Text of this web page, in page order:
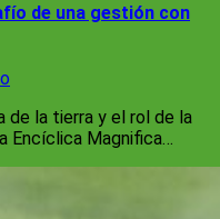
de una gestión con
de la tierra y el rol de la
Encíclica Magnifica…